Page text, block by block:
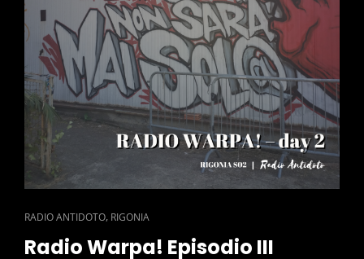
CAT
LINKS
RADIO ANTIDOTO, RIGONIA
Radio Warpa! Episodio III